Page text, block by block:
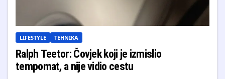
LIFESTYLE TEHNIKA
Ralph Teetor: Čovjek koji je izmislio
tempomat, a nije vidio cestu